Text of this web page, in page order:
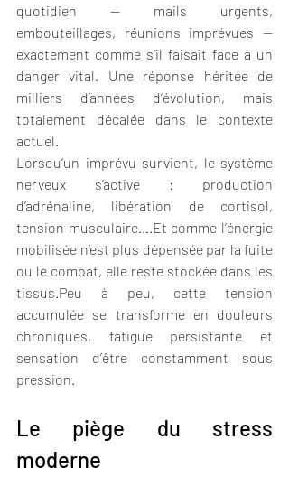
quotidien — mails urgents,
embouteillages, réunions imprévues —
exactement comme s’il faisait face à un
danger vital. Une réponse héritée de
milliers d’années d’évolution, mais
totalement décalée dans le contexte
actuel.
Lorsqu’un imprévu survient, le système
nerveux s’active : production
d’adrénaline, libération de cortisol,
tension musculaire….Et comme l’énergie
mobilisée n’est plus dépensée par la fuite
ou le combat, elle reste stockée dans les
tissus.Peu à peu, cette tension
accumulée se transforme en douleurs
chroniques, fatigue persistante et
sensation d’être constamment sous
pression.
Le piège du stress
moderne